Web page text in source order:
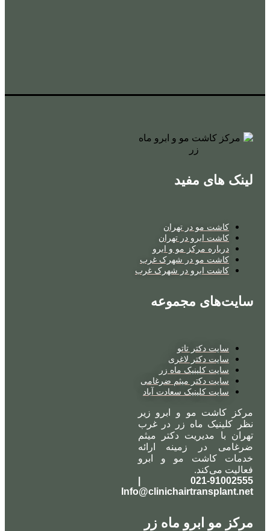
لینک های مفید
کاشت مو در تهران
کاشت ابرو در تهران
درباره مرکز مو و ابرو
کاشت مو در شهرک غرب
کاشت ابرو در شهرک غرب
سایت‌های مجموعه
سایت دکتر تاتو
سایت دکتر لاغری
سایت کلینیک ماه زر
سایت دکتر میثم ضرغامی
سایت کلینیک سعادت آباد
مرکز کاشت مو و ابرو زیر
نظر کلینیک ماه زر در غرب
تهران با مدیریت دکتر میثم
ضرغامی در زمینه ارائه
خدمات کاشت مو و ابرو
فعالیت می‌کند.
Info@clinichairtransplant.net
مرکز مو ابرو ماه زر